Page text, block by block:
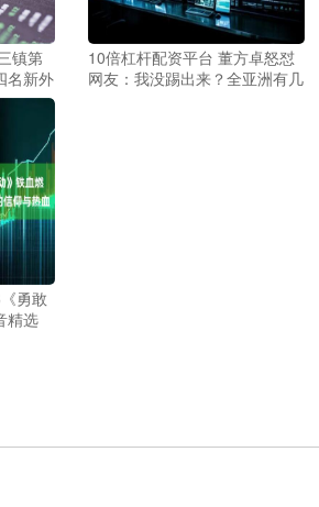
镇第
名新外
10倍杠杆配资平台 董方卓怒怼
网友：我没踢出来？全亚洲有几
勇敢
精选